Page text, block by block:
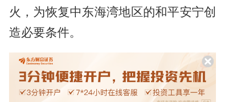
火，为恢复中东海湾地区的和平安宁创
造必要条件。